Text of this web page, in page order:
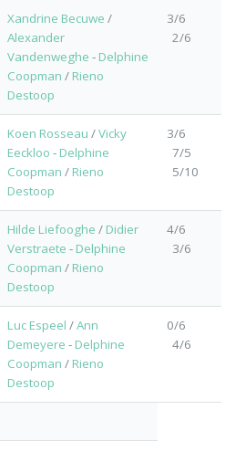
Xandrine Becuwe /
Alexander
Vandenweghe - Delphine
Coopman / Rieno
Destoop
3/6
2/6
Koen Rosseau /Vicky
Eeckloo - Delphine
Coopman / Rieno
Destoop
3/6
7/5
5/10
Hilde Liefooghe / Didier
Verstraete - Delphine
Coopman / Rieno
Destoop
4/6
3/6
Luc Espeel /Ann
Demeyere - Delphine
Coopman / Rieno
Destoop
0/6
4/6